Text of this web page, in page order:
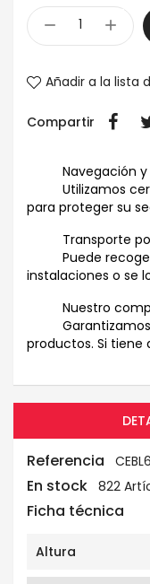
Añadir a la lista
Compartir
Navegación
Utilizamos
para proteger su
Transporte
Puede
instalaciones o se
Nuestro
productos. Si
Referencia
En stock 822
Ficha técnica
Altura